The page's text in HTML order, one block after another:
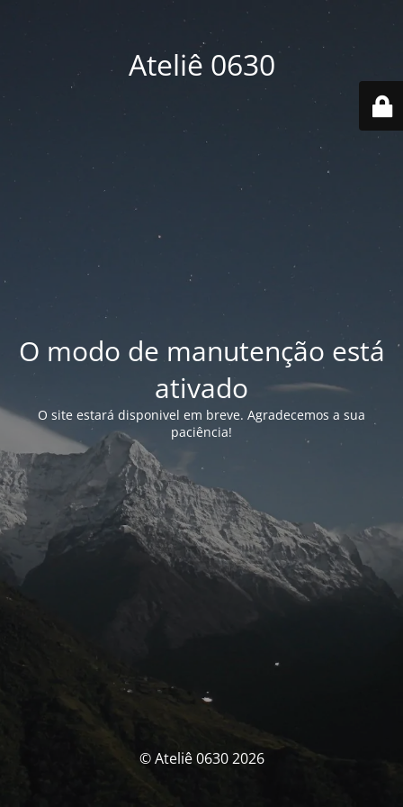
Ateliê 0630
O modo de manutenção está
ativado
O site estará disponivel em breve. Agradecemos a sua
paciência!
© Ateliê 0630 2026